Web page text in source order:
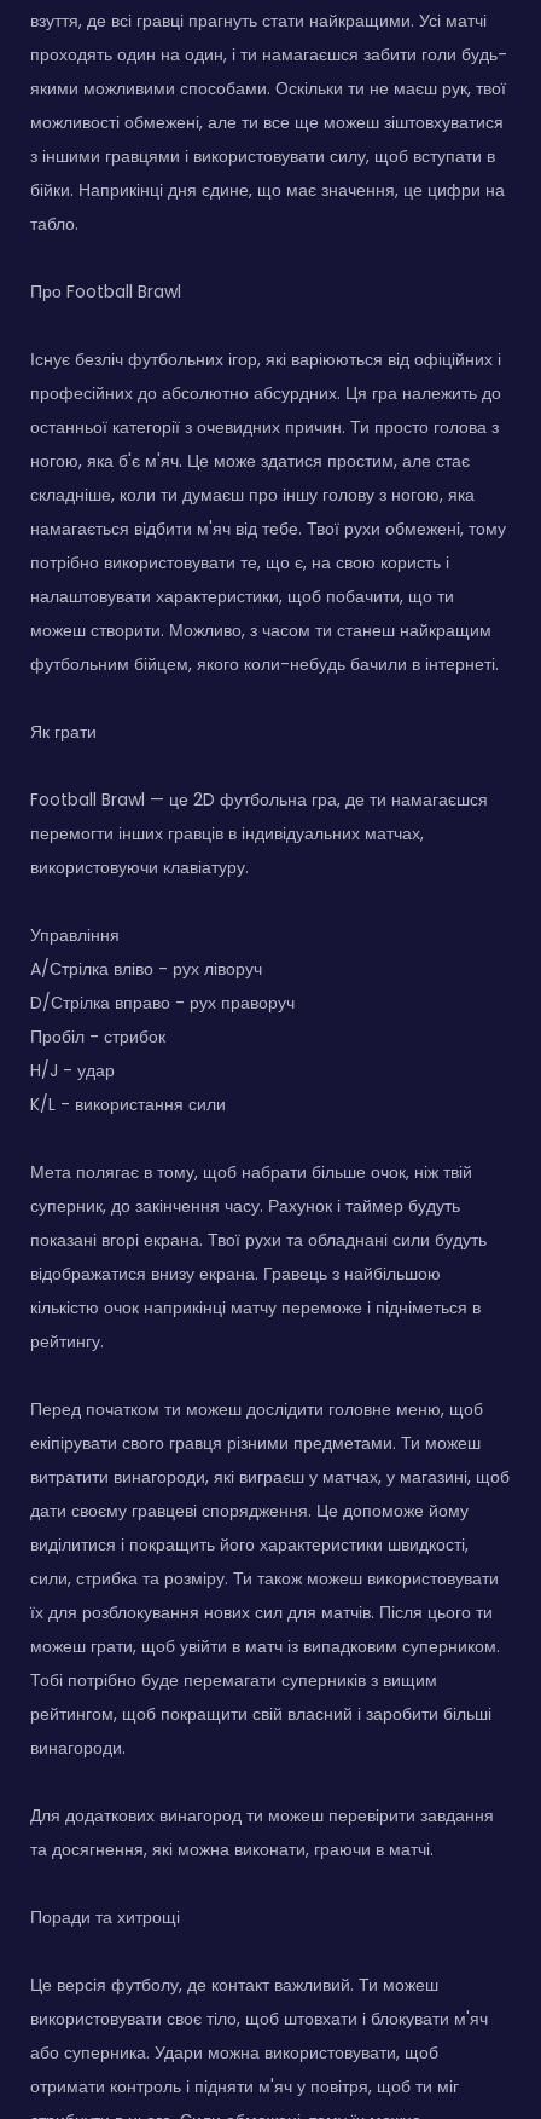
взуття, де всі гравці прагнуть стати найкращими. Усі матчі
проходять один на один, і ти намагаєшся забити голи будь-
якими можливими способами. Оскільки ти не маєш рук, твої
можливості обмежені, але ти все ще можеш зіштовхуватися
з іншими гравцями і використовувати силу, щоб вступати в
бійки. Наприкінці дня єдине, що має значення, це цифри на
табло.
Про Football Brawl
Існує безліч футбольних ігор, які варіюються від офіційних і
професійних до абсолютно абсурдних. Ця гра належить до
останньої категорії з очевидних причин. Ти просто голова з
ногою, яка б'є м'яч. Це може здатися простим, але стає
складніше, коли ти думаєш про іншу голову з ногою, яка
намагається відбити м'яч від тебе. Твої рухи обмежені, тому
потрібно використовувати те, що є, на свою користь і
налаштовувати характеристики, щоб побачити, що ти
можеш створити. Можливо, з часом ти станеш найкращим
футбольним бійцем, якого коли-небудь бачили в інтернеті.
Як грати
Football Brawl — це 2D футбольна гра, де ти намагаєшся
перемогти інших гравців в індивідуальних матчах,
використовуючи клавіатуру.
Управління
A/Стрілка вліво - рух ліворуч
D/Стрілка вправо - рух праворуч
Пробіл - стрибок
H/J - удар
K/L - використання сили
Мета полягає в тому, щоб набрати більше очок, ніж твій
суперник, до закінчення часу. Рахунок і таймер будуть
показані вгорі екрана. Твої рухи та обладнані сили будуть
відображатися внизу екрана. Гравець з найбільшою
кількістю очок наприкінці матчу переможе і підніметься в
рейтингу.
Перед початком ти можеш дослідити головне меню, щоб
екіпірувати свого гравця різними предметами. Ти можеш
витратити винагороди, які виграєш у матчах, у магазині, щоб
дати своєму гравцеві спорядження. Це допоможе йому
виділитися і покращить його характеристики швидкості,
сили, стрибка та розміру. Ти також можеш використовувати
їх для розблокування нових сил для матчів. Після цього ти
можеш грати, щоб увійти в матч із випадковим суперником.
Тобі потрібно буде перемагати суперників з вищим
рейтингом, щоб покращити свій власний і заробити більші
винагороди.
Для додаткових винагород ти можеш перевірити завдання
та досягнення, які можна виконати, граючи в матчі.
Поради та хитрощі
Це версія футболу, де контакт важливий. Ти можеш
використовувати своє тіло, щоб штовхати і блокувати м'яч
або суперника. Удари можна використовувати, щоб
отримати контроль і підняти м'яч у повітря, щоб ти міг